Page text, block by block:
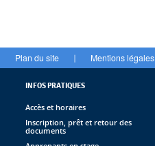
Plan du site | Mentions légales
INFOS PRATIQUES
Accès et horaires
Inscription, prêt et retour des
documents